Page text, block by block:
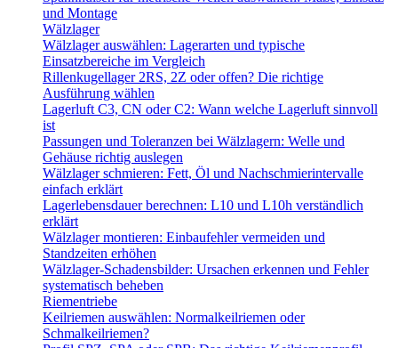
und Montage
Wälzlager
Wälzlager auswählen: Lagerarten und typische
Einsatzbereiche im Vergleich
Rillenkugellager 2RS, 2Z oder offen? Die richtige
Ausführung wählen
Lagerluft C3, CN oder C2: Wann welche Lagerluft sinnvoll
ist
Passungen und Toleranzen bei Wälzlagern: Welle und
Gehäuse richtig auslegen
Wälzlager schmieren: Fett, Öl und Nachschmierintervalle
einfach erklärt
Lagerlebensdauer berechnen: L10 und L10h verständlich
erklärt
Wälzlager montieren: Einbaufehler vermeiden und
Standzeiten erhöhen
Wälzlager-Schadensbilder: Ursachen erkennen und Fehler
systematisch beheben
Riementriebe
Keilriemen auswählen: Normalkeilriemen oder
Schmalkeilriemen?